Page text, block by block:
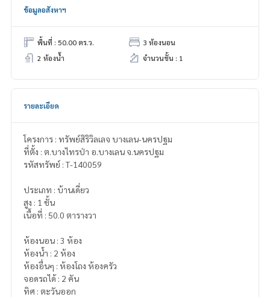
ข้อมูลอสังหาฯ
พื้นที่ : 50.00 ตร.ว.
3 ห้องนอน
2 ห้องน้ำ
จำนวนชั้น : 1
รายละเอียด
โครงการ : ทรัพย์สิริวิลเลจ บางเลน-นครปฐม
ที่ตั้ง : ต.บางไทรป่า อ.บางเลน จ.นครปฐม
รหัสทรัพย์ : T-140059
ประเภท : บ้านเดี่ยว
สูง : 1 ชั้น
เนื้อที่ : 50.0 ตารางวา
ห้องนอน : 3 ห้อง
ห้องน้ำ : 2 ห้อง
ห้องอื่นๆ : ห้องโถง ห้องครัว
จอดรถได้ : 2 คัน
ทิศ : ตะวันออก